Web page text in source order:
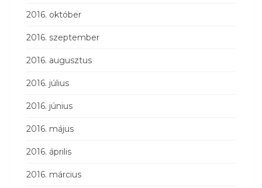
2016. október
2016. szeptember
2016. augusztus
2016. július
2016. június
2016. május
2016. április
2016. március